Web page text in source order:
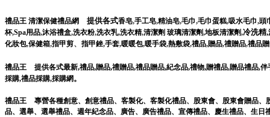
禮品王 清潔保健禮品網 提供各式香皂,手工皂,精油皂,毛巾,毛巾蛋糕,吸水毛巾,頭
杯,Spa用品,沐浴禮盒,洗衣粉,洗衣乳,洗衣精,清潔劑 玻璃清潔劑,地板清潔劑,冷洗精,
化妝包,保健箱,指甲剪、 指甲銼,手套,暖暖包,暖手袋,熱敷袋,禮品,贈品,禮贈品,禮品
禮品王 提供各式最新,禮品,贈品,禮贈品,禮品贈品,紀念品,禮物,贈禮品,贈品禮品,伴
採購,禮品採購,採購網。
禮品王 專營各種創意、 創意禮品、 客製化、 客製化禮品、 股東會、 股東會贈品、
品、 選舉、 選舉禮品、 週年紀念品、 廣告、 廣告禮品、 宣傳禮品、 慶生禮品、 生日